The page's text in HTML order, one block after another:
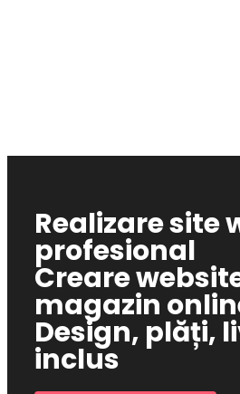
Realizare site
profesional
Creare
magazin
Design, plăți,
inclus